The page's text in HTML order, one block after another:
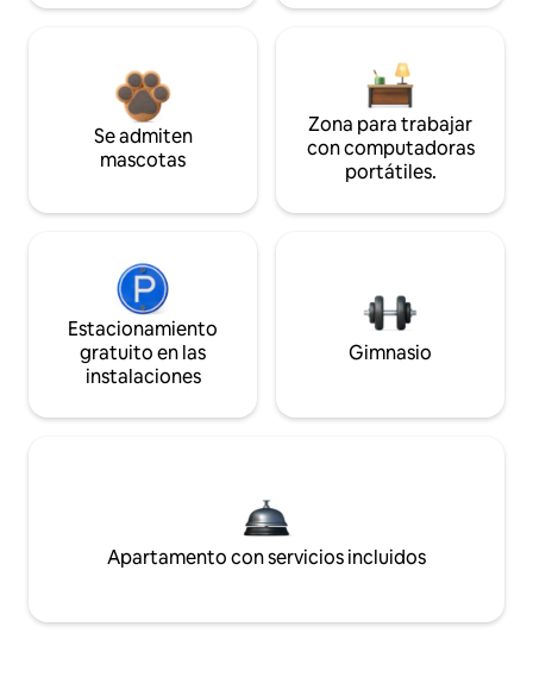
Se admiten
mascotas
Zona para trabajar
con computadoras
portátiles.
Estacionamiento
gratuito en las
instalaciones
Gimnasio
Apartamento con servicios incluidos